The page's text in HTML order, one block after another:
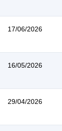
17/06/2026
16/05/2026
29/04/2026